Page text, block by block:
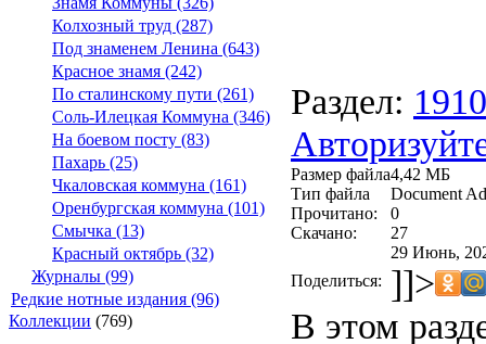
Колхозный труд (287)
Под знаменем Ленина (643)
Красное знамя (242)
По сталинскому пути (261)
Соль-Илецкая Коммуна (346)
На боевом посту (83)
Пахарь (25)
Чкаловская коммуна (161)
Оренбургская коммуна (101)
Смычка (13)
Красный октябрь (32)
Журналы (99)
Редкие нотные издания (96)
Коллекции (769)
Раздел: 1910
Размер файла4,42 МБ
Тип файла
Document
Прочитано:
0
Скачано:
27
29 Июнь,
Поделиться: ]]>
В этом